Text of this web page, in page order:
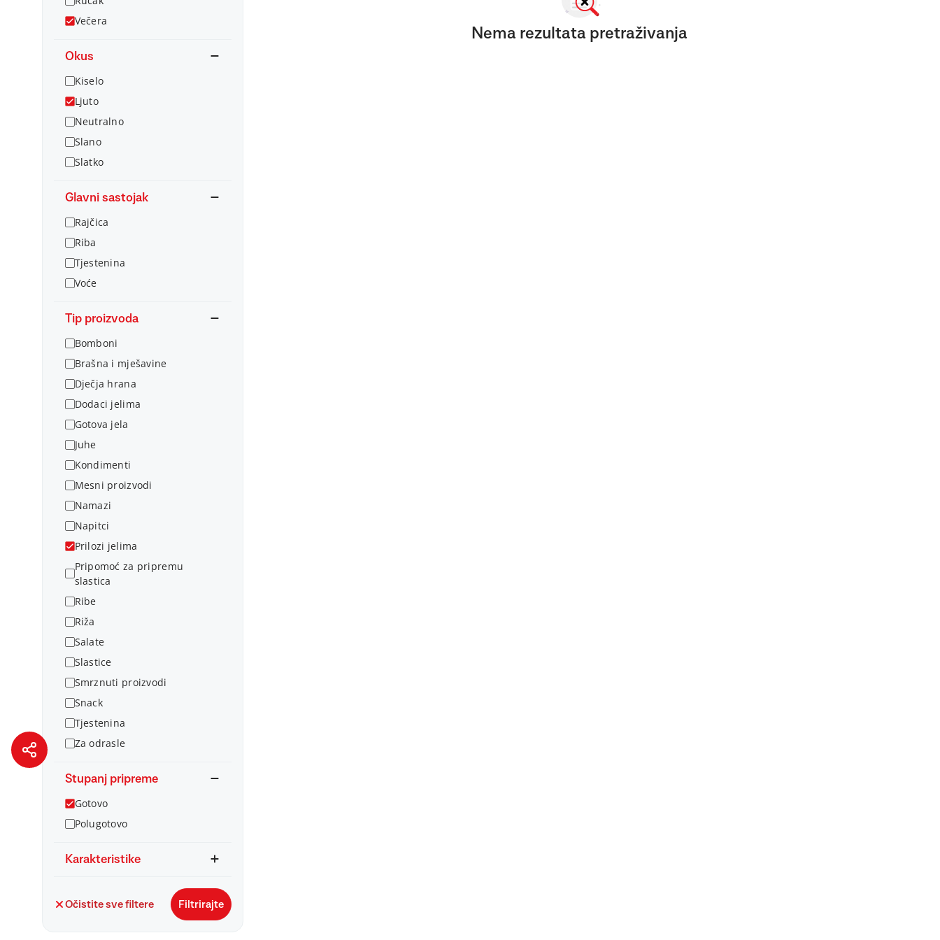
Večera
Okus
Kiselo
Ljuto
Neutralno
Slano
Slatko
Glavni sastojak
Rajčica
Riba
Tjestenina
Voće
Tip proizvoda
Bomboni
Brašna i mješavine
Dječja hrana
Dodaci jelima
Gotova jela
Juhe
Kondimenti
Mesni proizvodi
Namazi
Napitci
Prilozi jelima
Pripomoć za pripremu
slastica
Ribe
Riža
Salate
Slastice
Smrznuti proizvodi
Snack
Tjestenina
Za odrasle
Stupanj pripreme
Gotovo
Polugotovo
Karakteristike
Očistite sve filtere Filtrirajte
Nema rezultata pretraživanja